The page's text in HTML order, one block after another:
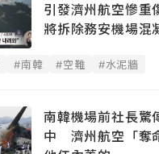
引發濟州航空慘
將拆除務安機場混
#南韓 #空難 #水泥牆
南韓機場前社長驚
中 濟州航空「奪